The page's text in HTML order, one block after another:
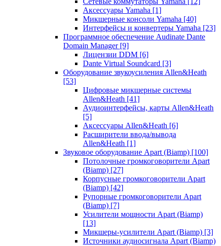
Аксессуары Yamaha [1]
Микшерные консоли Yamaha [40]
Интерфейсы и конвертеры Yamaha [23]
Программное обеспечение Audinate Dante
Domain Manager [9]
Лицензии DDM [6]
Dante Virtual Soundcard [3]
Оборудование звукоусиления Allen&Heath
[53]
Цифровые микшерные системы
Allen&Heath [41]
Аудиоинтерфейсы, карты Allen&Heath
[5]
Аксессуары Allen&Heath [6]
Расширители ввода/вывода
Allen&Heath [1]
Звуковое оборудование Apart (Biamp) [100]
Потолочные громкоговорители Apart
(Biamp) [27]
Корпусные громкоговорители Apart
(Biamp) [42]
Рупорные громкоговорители Apart
(Biamp) [7]
Усилители мощности Apart (Biamp)
[13]
Микшеры-усилители Apart (Biamp) [3]
Источники аудиосигнала Apart (Biamp)